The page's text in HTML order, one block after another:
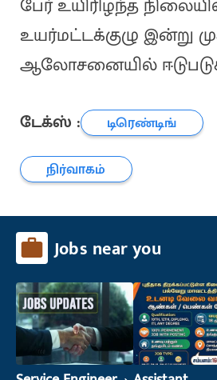
பேர் உயிரிழந்த
உயர்மட்டக்குழு இன்று
ஆலோசனையில்
டேக்ஸ் :
டிரெண்டிங்
நிர்வாகம்
Jobs near you